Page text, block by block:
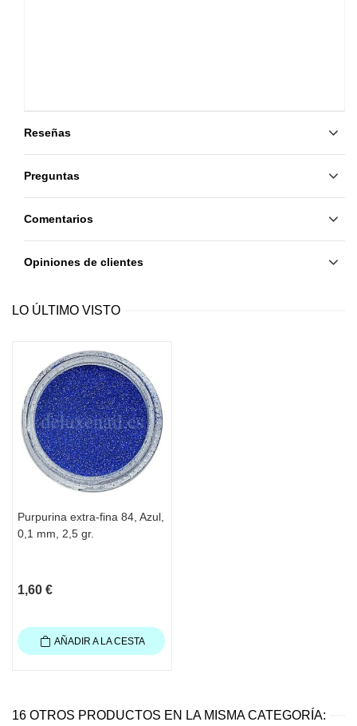
Reseñas
Preguntas
Comentarios
Opiniones de clientes
LO ÚLTIMO VISTO
Purpurina extra-fina 84, Azul,
0,1 mm, 2,5 gr.
1,60 €
AÑADIR A LA CESTA
16 OTROS PRODUCTOS EN LA MISMA CATEGORÍA: